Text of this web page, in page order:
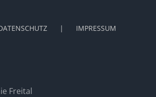
IMPRESSUM
Freital